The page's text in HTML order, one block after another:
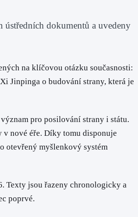
dokumentů a uvedeny
na klíčovou otázku současnosti:
Jinpinga o budování strany, která je
pro posilování strany i státu.
nové éře. Díky tomu disponuje
otevřený myšlenkový systém
Texty jsou řazeny chronologicky a
poprvé.